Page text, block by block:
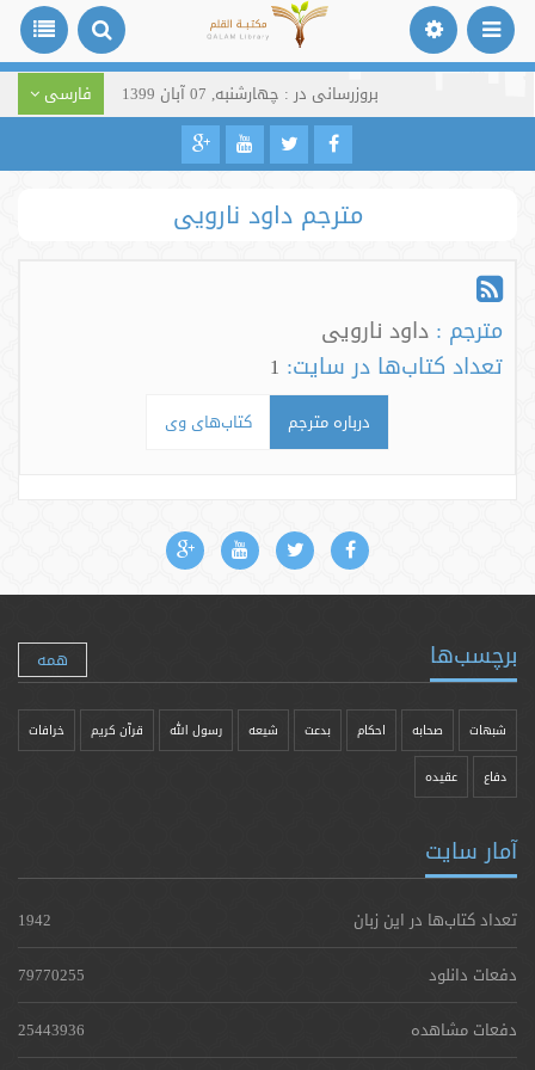
بروزرسانی در : چهارشنبه, 07 آبان 1399 فارسی
مترجم داود نارویی
مترجم : داود نارویی
تعداد کتاب‌ها در سایت: 1
درباره مترجم کتاب‌های وی
برچسب‌ها همه
شبهات صحابه احکام بدعت شیعه رسول الله قرآن کریم خرافات
دفاع عقیده
آمار سایت
تعداد کتاب‌ها در این زبان
1942
دفعات دانلود
79770255
دفعات مشاهده
25443936